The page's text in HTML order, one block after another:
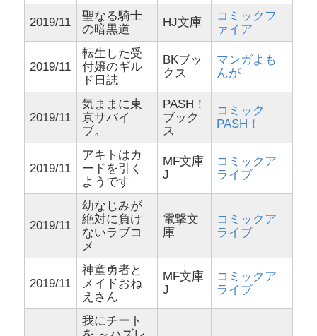
2019/11
聖なる騎士
の暗黒道
HJ文庫
コミックフ
ァイア
2019/11
転生した受
付嬢のギル
ド日誌
BKブッ
クス
マンガよも
んが
2019/11
気ままに東
京サバイ
ブ。
PASH！
ブック
ス
コミック
PASH！
2019/11
アキトはカ
ードを引く
ようです
MF文庫
J
コミックア
ライブ
2019/11
幼なじみが
絶対に負け
ないラブコ
メ
電撃文
庫
コミックア
ライブ
2019/11
神童勇者と
メイドおね
えさん
MF文庫
J
コミックア
ライブ
我にチート